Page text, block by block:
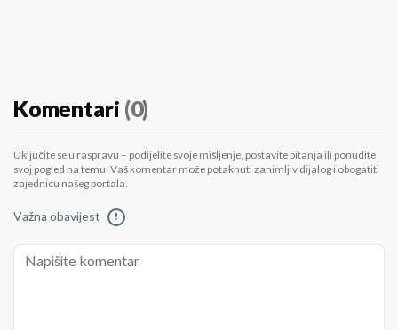
Komentari (0)
Uključite se u raspravu – podijelite svoje mišljenje, postavite pitanja ili ponudite
svoj pogled na temu. Vaš komentar može potaknuti zanimljiv dijalog i obogatiti
zajednicu našeg portala.
Važna obavijest !